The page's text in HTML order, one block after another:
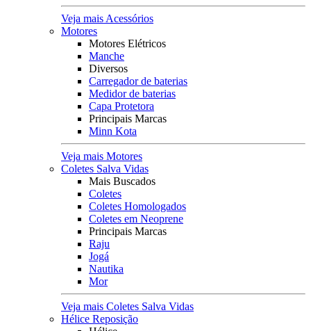
Veja mais Acessórios
Motores
Motores Elétricos
Manche
Diversos
Carregador de baterias
Medidor de baterias
Capa Protetora
Principais Marcas
Minn Kota
Veja mais Motores
Coletes Salva Vidas
Mais Buscados
Coletes
Coletes Homologados
Coletes em Neoprene
Principais Marcas
Raju
Jogá
Nautika
Mor
Veja mais Coletes Salva Vidas
Hélice Reposição